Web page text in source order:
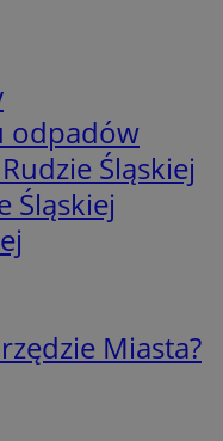
odpadów
Śląskiej
Śląskiej
Miasta?